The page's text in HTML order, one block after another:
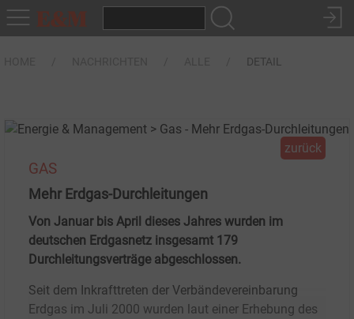
DETAIL
zurück
GAS
Mehr Erdgas-Durchleitungen
Von Januar bis April dieses Jahres wurden im
deutschen Erdgasnetz insgesamt 179
Durchleitungsverträge abgeschlossen.
Seit dem Inkrafttreten der Verbändevereinbarung
Erdgas im Juli 2000 wurden laut einer Erhebung des